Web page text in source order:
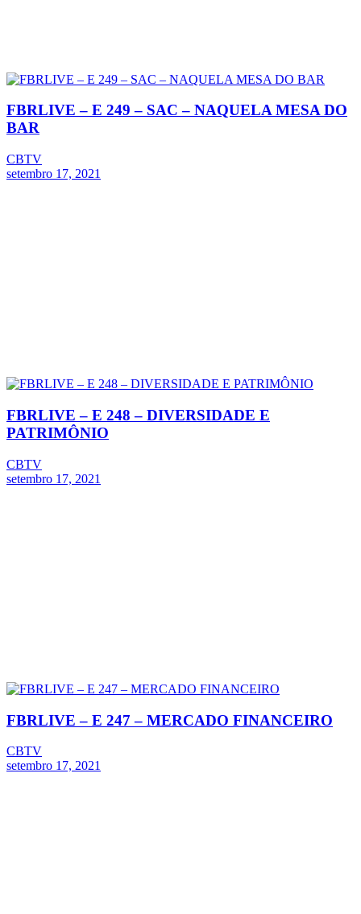
FBRLIVE – E 249 – SAC – NAQUELA MESA DO
BAR
CBTV
setembro 17, 2021
FBRLIVE – E 248 – DIVERSIDADE E
PATRIMÔNIO
CBTV
setembro 17, 2021
FBRLIVE – E 247 – MERCADO FINANCEIRO
CBTV
setembro 17, 2021